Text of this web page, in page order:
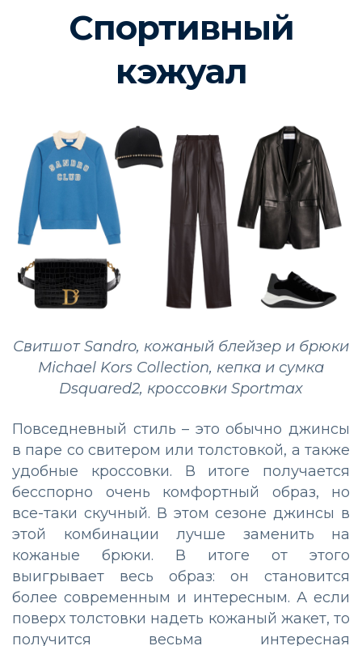
Спортивный
кэжуал
Свитшот Sandro, кожаный блейзер и брюки
Michael Kors Collection, кепка и сумка
Dsquared2, кроссовки Sportmax
Повседневный стиль – это обычно джинсы
в паре со свитером или толстовкой, а также
удобные кроссовки. В итоге получается
бесспорно очень комфортный образ, но
все-таки скучный. В этом сезоне джинсы в
этой комбинации лучше заменить на
кожаные брюки. В итоге от этого
выигрывает весь образ: он становится
более современным и интересным. А если
поверх толстовки надеть кожаный жакет, то
получится весьма интересная